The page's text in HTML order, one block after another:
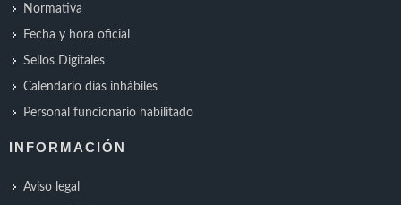
Normativa
Fecha y hora oficial
Sellos Digitales
Calendario días inhábiles
Personal funcionario habilitado
INFORMACIÓN
Aviso legal